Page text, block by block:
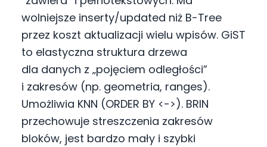
wolniejsze inserty/updated niż B-Tree
przez koszt aktualizacji wielu wpisów. GiST
to elastyczna struktura drzewa
dla danych z „pojęciem odległości”
i zakresów (np. geometria, ranges).
Umożliwia KNN (ORDER BY <->). BRIN
przechowuje streszczenia zakresów
bloków, jest bardzo mały i szybki